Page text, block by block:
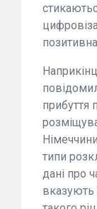
прибуття
типи
дані про
вказують